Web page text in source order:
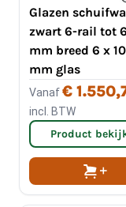
Glazen
zwart 6-rail tot
mm breed 6 x
mm glas
Vanaf€
incl. BTW
Product